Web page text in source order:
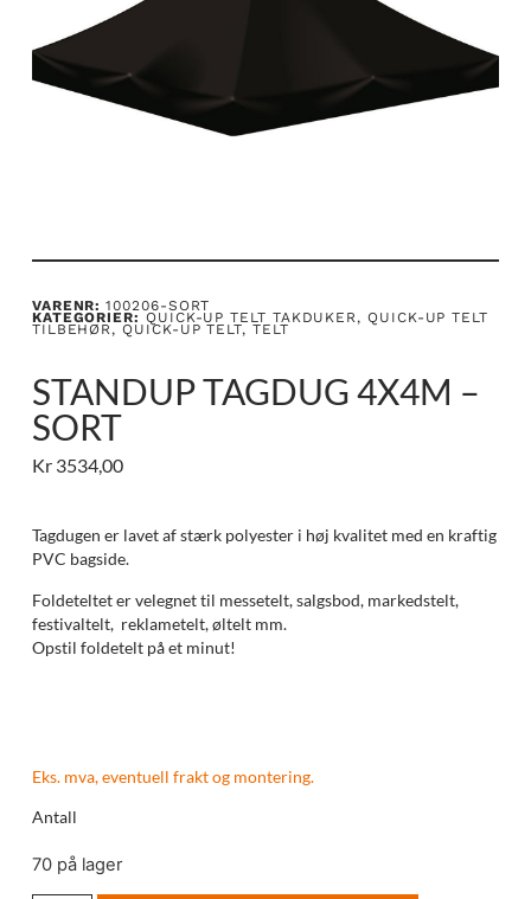
VARENR:100206-SORT
KATEGORIER: QUICK-UP TELT TAKDUKER,QUICK-UP TELT
TILBEHØR,QUICK-UP TELT, TELT
STANDUP TAGDUG 4X4M –
SORT
Kr3534,00
Tagdugen er lavet af stærk polyester i høj kvalitet med en kraftig
PVC bagside.
Foldeteltet er velegnet til messetelt, salgsbod, markedstelt,
festivaltelt, reklametelt, øltelt mm.
Opstil foldetelt på et minut!
Eks. mva, eventuell frakt og montering.
Antall
70 på lager